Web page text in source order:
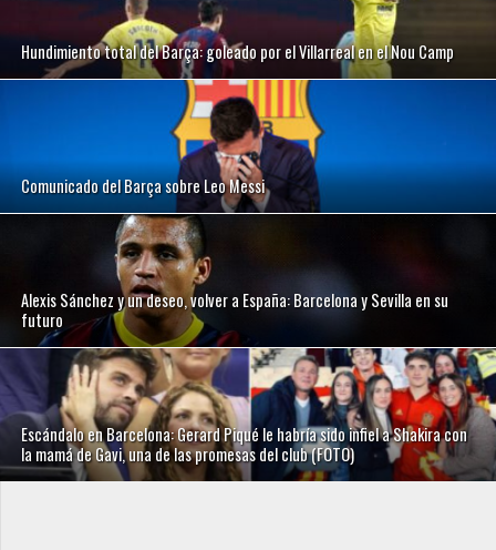
Hundimiento total del Barça: goleado por el Villarreal en el Nou Camp
Comunicado del Barça sobre Leo Messi
Alexis Sánchez y un deseo, volver a España: Barcelona y Sevilla en su
futuro
Escándalo en Barcelona: Gerard Piqué le habría sido infiel a Shakira con
la mamá de Gavi, una de las promesas del club (FOTO)